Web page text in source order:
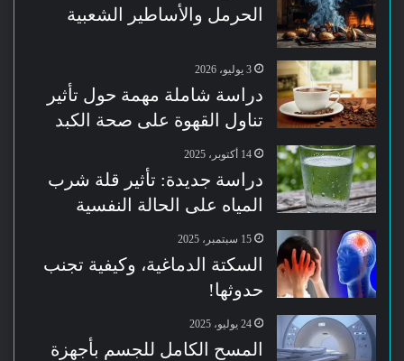
الحرمل والأساطير الشعبية
3 يوليو، 2026
دراسة شاملة مهمة حول تأثير
تناول القهوة على صحة الكبد
14 أكتوبر، 2025
دراسة جديدة: تأثير قلة شرب
المياه على الحالة النفسية
15 سبتمبر، 2025
السكتة الدماغية، وكيفية تجنب
حدوثها!
24 يوليو، 2025
المسح الكامل للجسم بأجهزة